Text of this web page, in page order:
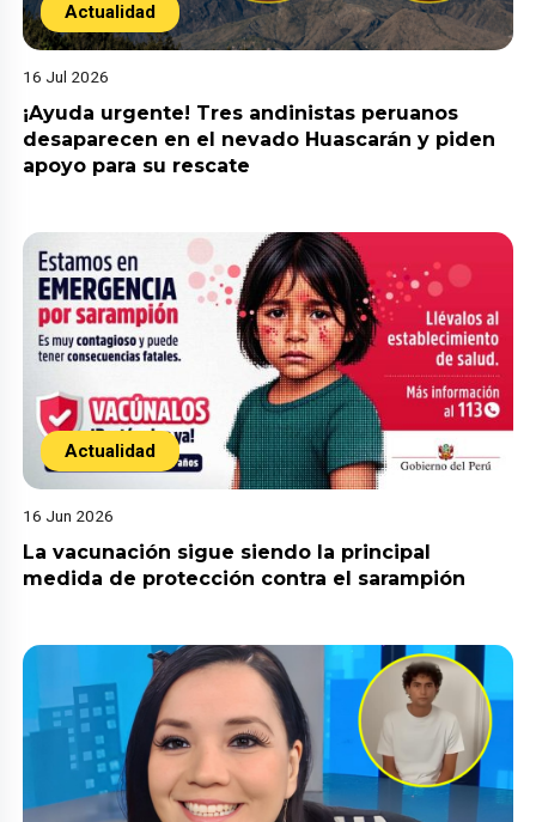
Actualidad
16 Jul 2026
¡Ayuda urgente! Tres andinistas peruanos
desaparecen en el nevado Huascarán y piden
apoyo para su rescate
Actualidad
16 Jun 2026
La vacunación sigue siendo la principal
medida de protección contra el sarampión